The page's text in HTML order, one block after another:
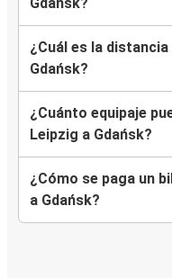
¿Cuál es la
Gdańsk?
¿Cuánto equipaje
Leipzig a Gdańsk?
¿Cómo se paga un
a Gdańsk?